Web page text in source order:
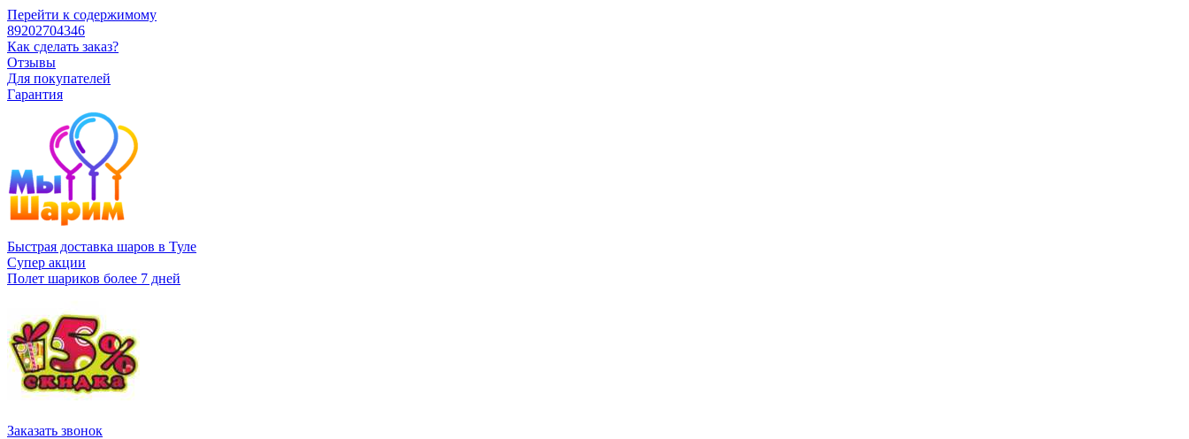
Перейти к содержимому
89202704346
Как сделать заказ?
Отзывы
Для покупателей
Гарантия
Быстрая доставка шаров в Туле
Супер акции
Полет шариков более 7 дней
Заказать звонок